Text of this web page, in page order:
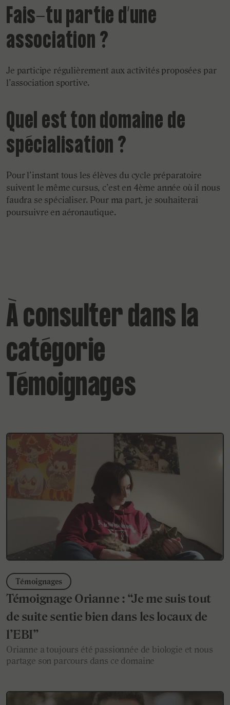
Fais-tu partie d’une
association ?
Je participe régulièrement aux activités proposées par
l’association sportive.
Quel est ton domaine de
spécialisation ?
Pour l’instant tous les élèves du cycle préparatoire
suivent le même cursus, c’est en 4ème année où il nous
faudra se spécialiser. Pour ma part, je souhaiterai
poursuivre en aéronautique.
À consulter dans la
catégorie
Témoignages
Témoignages
Témoignage Orianne : “Je me suis tout
de suite sentie bien dans les locaux de
l’EBI”
Orianne a toujours été passionnée de biologie et nous
partage son parcours dans ce domaine